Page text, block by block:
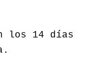
los 14 días